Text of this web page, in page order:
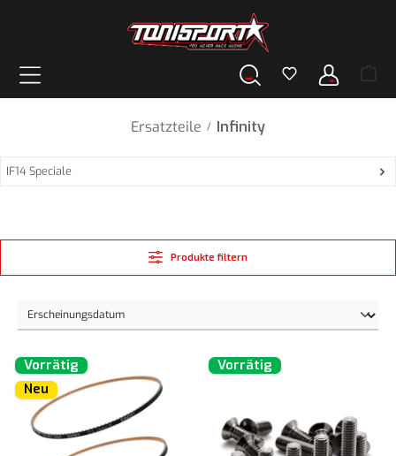
Ersatzteile / Infinity
IF14 Speciale
Produkte filtern
Vorrätig
Neu
Vorrätig